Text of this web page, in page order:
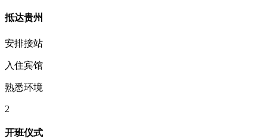
抵达贵州
安排接站
入住宾馆
熟悉环境
2
开班仪式